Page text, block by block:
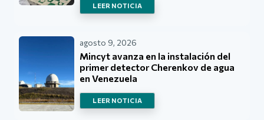
LEER NOTICIA
agosto 9, 2026
Mincyt avanza en la instalación del
primer detector Cherenkov de agua
en Venezuela
LEER NOTICIA